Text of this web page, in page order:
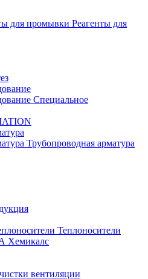
Реагенты для
Специальное
Трубопроводная арматура
Теплоносители
Хемикалс